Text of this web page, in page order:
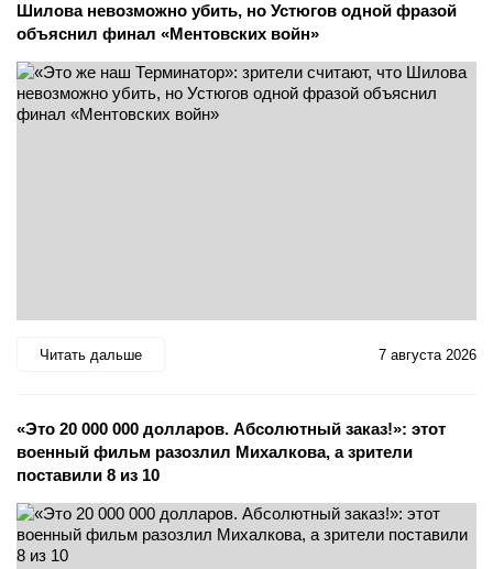
Шилова невозможно убить, но Устюгов одной фразой
объяснил финал «Ментовских войн»
Читать дальше 7 августа 2026
«Это 20 000 000 долларов. Абсолютный заказ!»: этот
военный фильм разозлил Михалкова, а зрители
поставили 8 из 10